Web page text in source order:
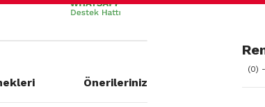
Önerileriniz
(0)